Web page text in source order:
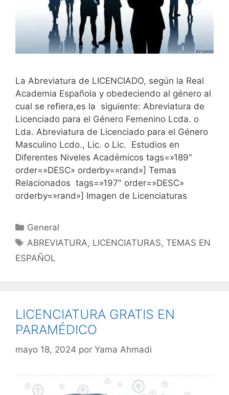
La Abreviatura de LICENCIADO, según la Real
Academia Española y obedeciendo al género al
cual se refiera,es la siguiente: Abreviatura de
Licenciado para el Género Femenino Lcda. o
Lda. Abreviatura de Licenciado para el Género
Masculino Lcdo., Lic. o Lic. Estudios en
Diferentes Niveles Académicos tags=»189″
order=»DESC» orderby=»rand»] Temas
Relacionados tags=»197″ order=»DESC»
orderby=»rand»] Imagen de Licenciaturas
Categorías
General
Etiquetas
ABREVIATURA, LICENCIATURAS,TEMAS EN
ESPAÑOL
LICENCIATURA GRATIS EN
PARAMÉDICO
mayo 18, 2024 por Yama Ahmadi